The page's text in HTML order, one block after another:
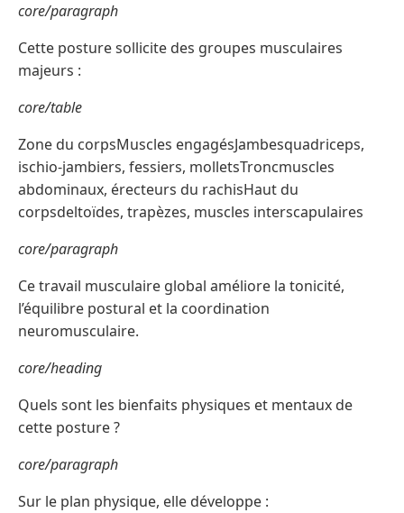
core/paragraph
Cette posture sollicite des groupes musculaires
majeurs :
core/table
Zone du corpsMuscles engagésJambesquadriceps,
ischio-jambiers, fessiers, molletsTroncmuscles
abdominaux, érecteurs du rachisHaut du
corpsdeltoïdes, trapèzes, muscles interscapulaires
core/paragraph
Ce travail musculaire global améliore la tonicité,
l’équilibre postural et la coordination
neuromusculaire.
core/heading
Quels sont les bienfaits physiques et mentaux de
cette posture ?
core/paragraph
Sur le plan physique, elle développe :